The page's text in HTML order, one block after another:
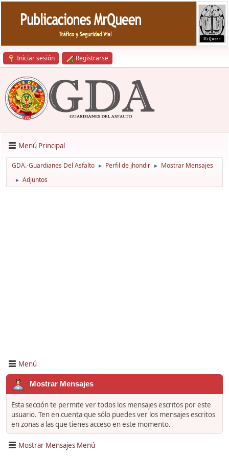
Iniciar sesión Registrarse
Menú Principal
GDA.-Guardianes Del Asfalto ► Perfil de jhondir ► Mostrar Mensajes
► Adjuntos
Menú
Mostrar Mensajes
Esta sección te permite ver todos los mensajes escritos por este
usuario. Ten en cuenta que sólo puedes ver los mensajes escritos
en zonas a las que tienes acceso en este momento.
Mostrar Mensajes Menú